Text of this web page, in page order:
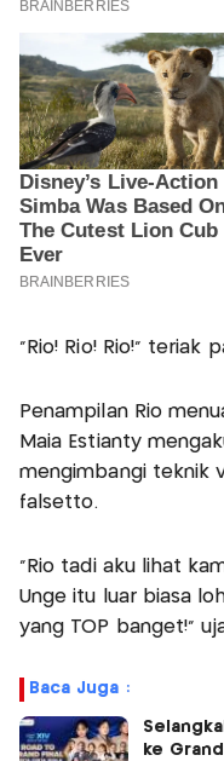
“Rio! Rio! Rio!” teriak
Penampilan Rio
Maia Estianty
mengimbangi teknik
falsetto.
“Rio tadi aku lihat
Unge itu luar biasa
yang TOP banget!”
Baca Juga :
ke